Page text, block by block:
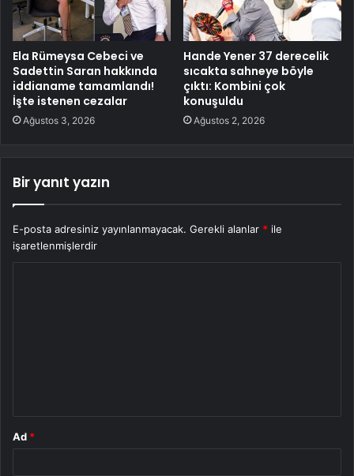
Ela Rümeysa Cebeci ve
Sadettin Saran hakkında
iddianame tamamlandı!
İşte istenen cezalar
Ağustos 3, 2026
Hande Yener 37 derecelik
sıcakta sahneye böyle
çıktı: Kombini çok
konuşuldu
Ağustos 2, 2026
Bir yanıt yazın
E-posta adresiniz yayınlanmayacak. Gerekli alanlar * ile
işaretlenmişlerdir
Ad *